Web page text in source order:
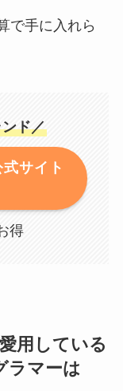
で手に入れら
ド／
サイト
得
用している
ラマーは